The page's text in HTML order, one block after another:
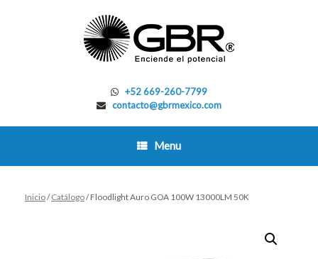
+52 669-260-7799
contacto@gbrmexico.com
Menu
Inicio/Catálogo/ Floodlight Auro GOA 100W 13000LM 50K